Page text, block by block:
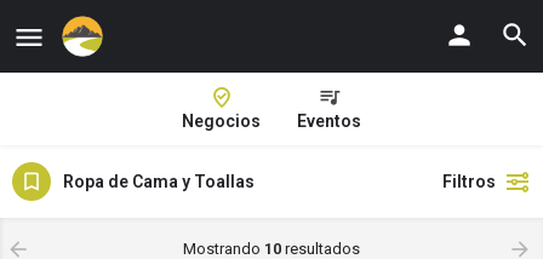
Negocios Eventos
Ropa de Cama y Toallas Filtros
Mostrando 10 resultados